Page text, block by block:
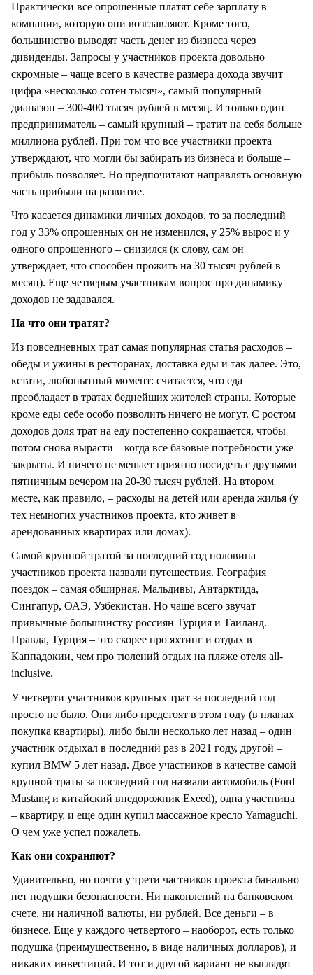
Практически все опрошенные платят себе зарплату в
компании, которую они возглавляют. Кроме того,
большинство выводят часть денег из бизнеса через
дивиденды. Запросы у участников проекта довольно
скромные – чаще всего в качестве размера дохода звучит
цифра «несколько сотен тысяч», самый популярный
диапазон – 300-400 тысяч рублей в месяц. И только один
предприниматель – самый крупный – тратит на себя больше
миллиона рублей. При том что все участники проекта
утверждают, что могли бы забирать из бизнеса и больше –
прибыль позволяет. Но предпочитают направлять основную
часть прибыли на развитие.
Что касается динамики личных доходов, то за последний
год у 33% опрошенных он не изменился, у 25% вырос и у
одного опрошенного – снизился (к слову, сам он
утверждает, что способен прожить на 30 тысяч рублей в
месяц). Еще четверым участникам вопрос про динамику
доходов не задавался.
На что они тратят?
Из повседневных трат самая популярная статья расходов –
обеды и ужины в ресторанах, доставка еды и так далее. Это,
кстати, любопытный момент: считается, что еда
преобладает в тратах беднейших жителей страны. Которые
кроме еды себе особо позволить ничего не могут. С ростом
доходов доля трат на еду постепенно сокращается, чтобы
потом снова вырасти – когда все базовые потребности уже
закрыты. И ничего не мешает приятно посидеть с друзьями
пятничным вечером на 20-30 тысяч рублей. На втором
месте, как правило, – расходы на детей или аренда жилья (у
тех немногих участников проекта, кто живет в
арендованных квартирах или домах).
Самой крупной тратой за последний год половина
участников проекта назвали путешествия. География
поездок – самая обширная. Мальдивы, Антарктида,
Сингапур, ОАЭ, Узбекистан. Но чаще всего звучат
привычные большинству россиян Турция и Таиланд.
Правда, Турция – это скорее про яхтинг и отдых в
Каппадокии, чем про тюлений отдых на пляже отеля all-
inclusive.
У четверти участников крупных трат за последний год
просто не было. Они либо предстоят в этом году (в планах
покупка квартиры), либо были несколько лет назад – один
участник отдыхал в последний раз в 2021 году, другой –
купил BMW 5 лет назад. Двое участников в качестве самой
крупной траты за последний год назвали автомобиль (Ford
Mustang и китайский внедорожник Exeed), одна участница
– квартиру, и еще один купил массажное кресло Yamaguchi.
О чем уже успел пожалеть.
Как они сохраняют?
Удивительно, но почти у трети частников проекта банально
нет подушки безопасности. Ни накоплений на банковском
счете, ни наличной валюты, ни рублей. Все деньги – в
бизнесе. Еще у каждого четвертого – наоборот, есть только
подушка (преимущественно, в виде наличных долларов), и
никаких инвестиций. И тот и другой вариант не выглядят